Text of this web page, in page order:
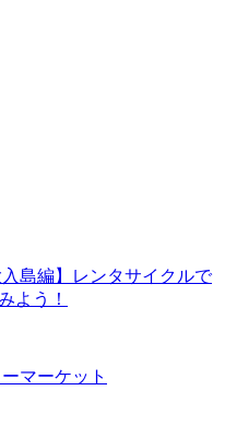
入島編】レンタサイクルで
よう！
マーケット